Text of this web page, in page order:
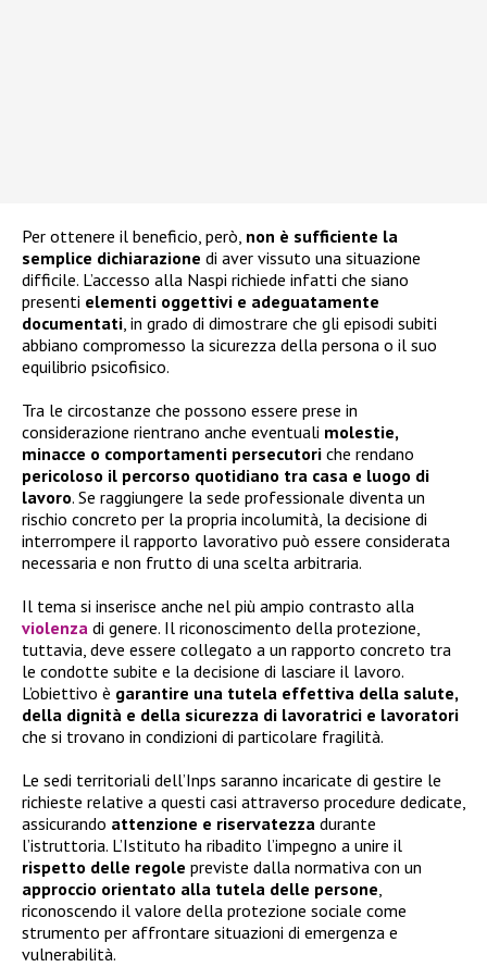
Per ottenere il beneficio, però, non è sufficiente la
semplice dichiarazione di aver vissuto una situazione
difficile. L’accesso alla Naspi richiede infatti che siano
presenti elementi oggettivi e adeguatamente
documentati, in grado di dimostrare che gli episodi subiti
abbiano compromesso la sicurezza della persona o il suo
equilibrio psicofisico.
Tra le circostanze che possono essere prese in
considerazione rientrano anche eventuali molestie,
minacce o comportamenti persecutori che rendano
pericoloso il percorso quotidiano tra casa e luogo di
lavoro. Se raggiungere la sede professionale diventa un
rischio concreto per la propria incolumità, la decisione di
interrompere il rapporto lavorativo può essere considerata
necessaria e non frutto di una scelta arbitraria.
Il tema si inserisce anche nel più ampio contrasto alla
violenza di genere. Il riconoscimento della protezione,
tuttavia, deve essere collegato a un rapporto concreto tra
le condotte subite e la decisione di lasciare il lavoro.
L’obiettivo è garantire una tutela effettiva della salute,
della dignità e della sicurezza di lavoratrici e lavoratori
che si trovano in condizioni di particolare fragilità.
Le sedi territoriali dell’Inps saranno incaricate di gestire le
richieste relative a questi casi attraverso procedure dedicate,
assicurando attenzione e riservatezza durante
l’istruttoria. L’Istituto ha ribadito l’impegno a unire il
rispetto delle regole previste dalla normativa con un
approccio orientato alla tutela delle persone,
riconoscendo il valore della protezione sociale come
strumento per affrontare situazioni di emergenza e
vulnerabilità.